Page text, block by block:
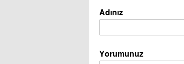
Adınız
Yorumunuz